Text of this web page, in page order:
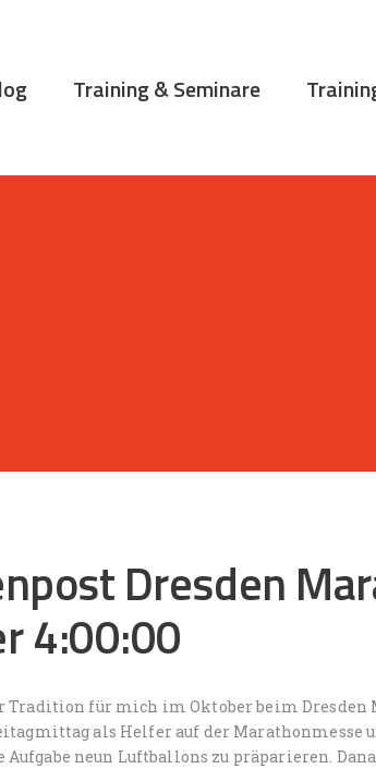
Training & Seminare
Dresden
4:00:00
für mich im Oktober beim Dresden
als Helfer auf der Marathonmesse
Aufgabe neun Luftballons zu präparieren.